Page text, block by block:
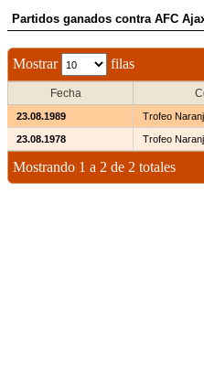
Partidos ganados contra AFC
Mostrar filas
Fecha
23.08.1989 Trofeo
23.08.1978 Trofeo
Mostrando 1 a 2 de 2 totales